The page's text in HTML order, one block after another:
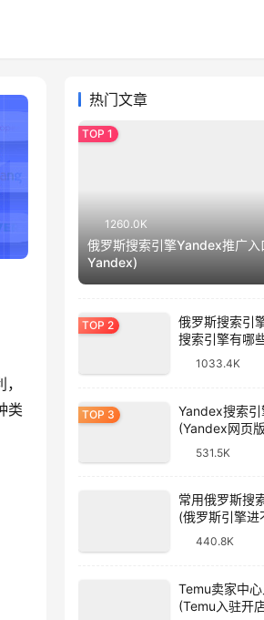
类
热门文章
1260.0K
俄罗斯搜索引擎Yandex推广入
Yandex)
俄罗斯搜索引
搜索引擎有哪
1033.4K
Yandex搜索引
(Yandex网页
531.5K
常用俄罗斯搜
(俄罗斯引擎进
440.8K
Temu卖家中
(Temu入驻开